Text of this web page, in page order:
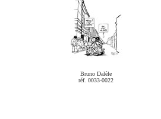
Bruno Dalèle
réf. 0033-0022